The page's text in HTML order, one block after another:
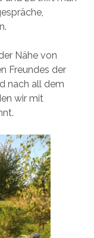
Nähe von
Freundes der
nach all dem
wir mit